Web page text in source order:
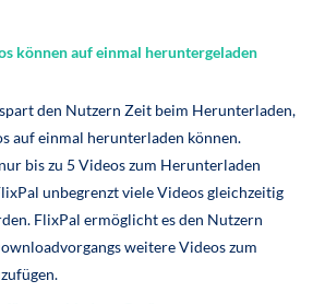
können auf einmal heruntergeladen
den Nutzern Zeit beim Herunterladen,
auf einmal herunterladen können.
bis zu 5 Videos zum Herunterladen
unbegrenzt viele Videos gleichzeitig
FlixPal ermöglicht es den Nutzern
weitere Videos zum